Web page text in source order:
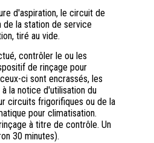
d'aspiration, le circuit de
de la station de service
tiré au vide.
contrôler le ou les
de rinçage pour
ci sont encrassés, les
la notice d'utilisation du
circuits frigorifiques ou de la
pour climatisation.
à titre de contrôle. Un
30 minutes).